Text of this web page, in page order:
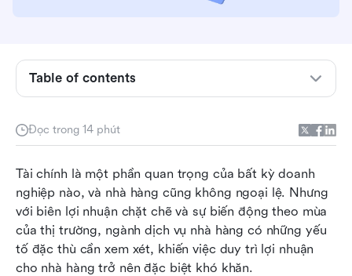
Đọc trong 14 phút
Tài chính là một phần quan trọng của bất kỳ doanh
nghiệp nào, và nhà hàng cũng không ngoại lệ. Nhưng
với biên lợi nhuận chặt chẽ và sự biến động theo mùa
của thị trường, ngành dịch vụ nhà hàng có những yếu
tố đặc thù cần xem xét, khiến việc duy trì lợi nhuận
cho nhà hàng trở nên đặc biệt khó khăn.
Table of contents
Bạn có thể nhận được những lợi ích gì từ kế toán
Sự khác biệt giữa ghi sổ nhà hàng và kế toán
nhà hàng là gì?
vụ kế toán bên ngoài?
hay kế toán dồn tích?
Phần mềm kế toán nhà hàng nào bạn nên sử
dụng?
Hỏi đáp kế toán nhà hàng